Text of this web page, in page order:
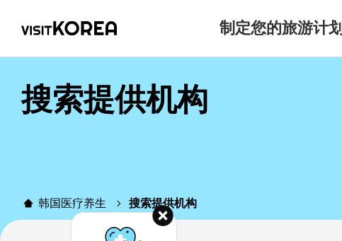
制定您的旅游计划
搜索提供机构
韩国医疗养生 搜索提供机构